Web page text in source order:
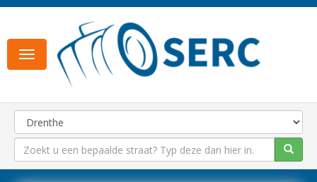
Toggle
navigation